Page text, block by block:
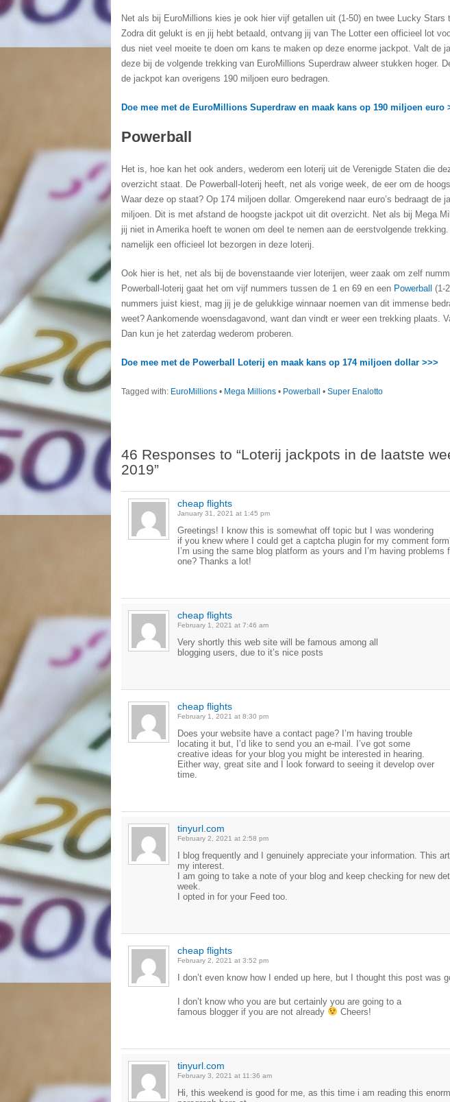
Net als bij EuroMillions kies je ook hier vijf getallen uit (1-50) en twee Lucky Stars
Zodra dit gelukt is en jij hebt betaald, ontvang jij van The Lotter een officieel lot
dus niet veel moeite te doen om kans te maken op deze enorme jackpot. Valt de
deze bij de volgende trekking van EuroMillions Superdraw alweer stukken hoger.
de jackpot kan overigens 190 miljoen euro bedragen.
Doe mee met de EuroMillions Superdraw en maak kans op 190 miljoen euro
Powerball
Het is, hoe kan het ook anders, wederom een loterij uit de Verenigde Staten die
overzicht staat. De Powerball-loterij heeft, net als vorige week, de eer om de
Waar deze op staat? Op 174 miljoen dollar. Omgerekend naar euro’s bedraagt de
miljoen. Dit is met afstand de hoogste jackpot uit dit overzicht. Net als bij Mega
jij niet in Amerika hoeft te wonen om deel te nemen aan de eerstvolgende
namelijk een officieel lot bezorgen in deze loterij.
Ook hier is het, net als bij de bovenstaande vier loterijen, weer zaak om zelf
Powerball-loterij gaat het om vijf nummers tussen de 1 en 69 en een Powerball (1-
nummers juist kiest, mag jij je de gelukkige winnaar noemen van dit immense
weet? Aankomende woensdagavond, want dan vindt er weer een trekking plaats.
Dan kun je het zaterdag wederom proberen.
Doe mee met de Powerball Loterij en maak kans op 174 miljoen dollar >>>
Tagged with: EuroMillions • Mega Millions • Powerball • Super Enalotto
46 Responses to “Loterij jackpots in de laatste
2019”
cheap flights
January 31, 2021 at 1:45 pm
Greetings! I know this is somewhat off topic but I was wondering
if you knew where I could get a captcha plugin for my comment
I’m using the same blog platform as yours and I’m having problems
one? Thanks a lot!
cheap flights
February 1, 2021 at 7:46 am
Very shortly this web site will be famous among all
blogging users, due to it’s nice posts
cheap flights
February 1, 2021 at 8:30 pm
Does your website have a contact page? I’m having trouble
locating it but, I’d like to send you an e-mail. I’ve got some
creative ideas for your blog you might be interested in hearing.
Either way, great site and I look forward to seeing it develop over
time.
tinyurl.com
February 2, 2021 at 2:58 pm
I blog frequently and I genuinely appreciate your information. This
my interest.
I am going to take a note of your blog and keep checking for new
week.
I opted in for your Feed too.
cheap flights
February 2, 2021 at 3:52 pm
I don’t even know how I ended up here, but I thought this post was
I don’t know who you are but certainly you are going to a
famous blogger if you are not already
Cheers!
tinyurl.com
February 3, 2021 at 11:36 am
Hi, this weekend is good for me, as this time i am reading this